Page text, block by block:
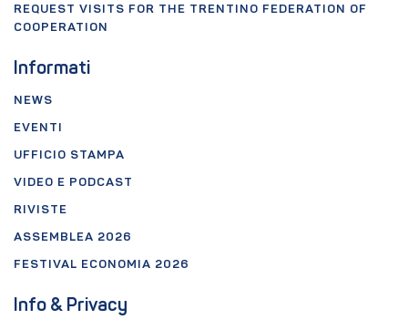
REQUEST VISITS FOR THE TRENTINO FEDERATION OF
COOPERATION
Informati
NEWS
EVENTI
UFFICIO STAMPA
VIDEO E PODCAST
RIVISTE
ASSEMBLEA 2026
FESTIVAL ECONOMIA 2026
Info & Privacy